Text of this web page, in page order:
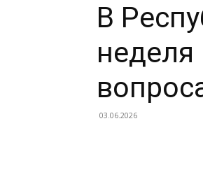
В
03.06.2026